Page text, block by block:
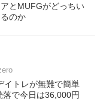
とMUFGがどっちい
のか
イトレが無難で簡単
で今日は36,000円